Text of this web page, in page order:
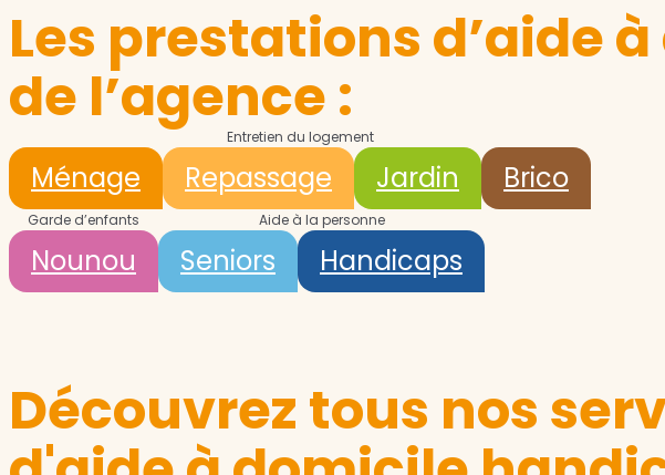
Les prestations d’aide
de l’agence :
Entretien du logement
Ménage Repassage Jardin Brico
Garde d’enfants
Nounou
Aide à la personne
Seniors Handicaps
Découvrez tous nos